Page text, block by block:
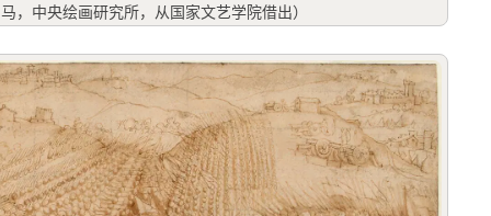
，中央绘画研究所，从国家文艺学院借出）